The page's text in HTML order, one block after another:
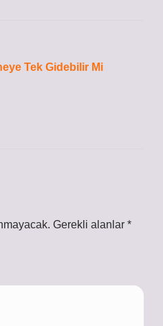
Tek Gidebilir Mi
Gerekli alanlar *